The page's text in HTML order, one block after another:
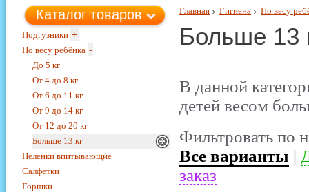
Главная Гигиена По весу
Больше 13
В данной
детей весом
Фильтровать по
Все варианты |
заказ
Каталог товаров
Подгузники +
По весу ребёнка -
До 5 кг
От 4 до 8 кг
От 6 до 11 кг
От 9 до 14 кг
От 12 до 20 кг
Больше 13 кг
Пеленки впитывающие
Салфетки
Горшки